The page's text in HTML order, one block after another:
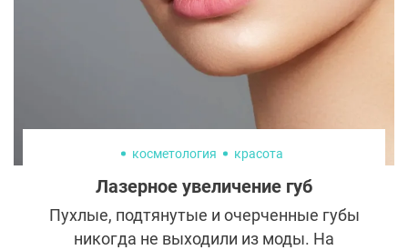
в нюансах мужского омоложения, о
которых мы сегодня и расскажем.
косметология красота
Лазерное увеличение губ
Пухлые, подтянутые и очерченные губы
никогда не выходили из моды. На